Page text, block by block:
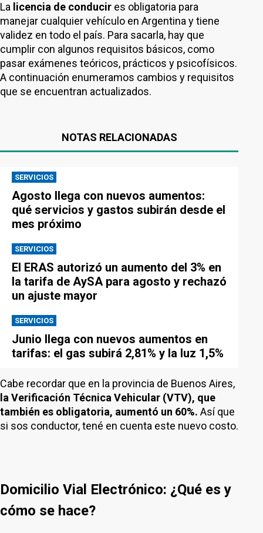
La licencia de conducir es obligatoria para
manejar cualquier vehículo en Argentina y tiene
validez en todo el país. Para sacarla, hay que
cumplir con algunos requisitos básicos, como
pasar exámenes teóricos, prácticos y psicofísicos.
A continuación enumeramos cambios y requisitos
que se encuentran actualizados.
NOTAS RELACIONADAS
SERVICIOS
Agosto llega con nuevos aumentos:
qué servicios y gastos subirán desde el
mes próximo
SERVICIOS
El ERAS autorizó un aumento del 3% en
la tarifa de AySA para agosto y rechazó
un ajuste mayor
SERVICIOS
Junio llega con nuevos aumentos en
tarifas: el gas subirá 2,81% y la luz 1,5%
Cabe recordar que en la provincia de Buenos Aires,
la Verificación Técnica Vehicular (VTV), que
también es obligatoria, aumentó un 60%. Así que
si sos conductor, tené en cuenta este nuevo costo.
Domicilio Vial Electrónico: ¿Qué es y
cómo se hace?